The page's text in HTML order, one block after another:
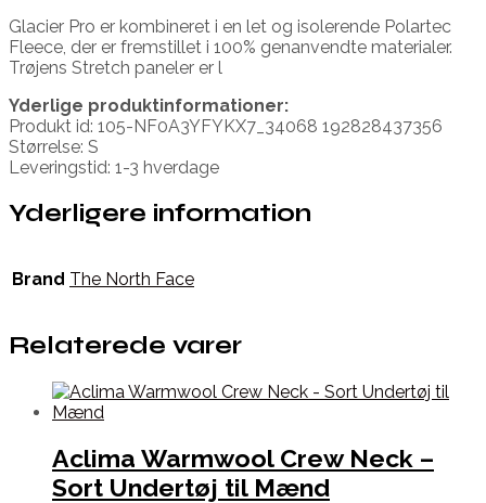
Glacier Pro er kombineret i en let og isolerende Polartec
Fleece, der er fremstillet i 100% genanvendte materialer.
Trøjens Stretch paneler er l
Yderlige produktinformationer:
Produkt id: 105-NF0A3YFYKX7_34068 192828437356
Størrelse: S
Leveringstid: 1-3 hverdage
Yderligere information
Brand The North Face
Relaterede varer
Aclima Warmwool Crew Neck –
Sort Undertøj til Mænd